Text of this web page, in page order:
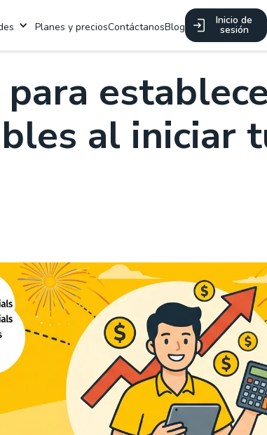
Planes y preciosContáctanosBlog
Inicio de
sesión
al iniciar